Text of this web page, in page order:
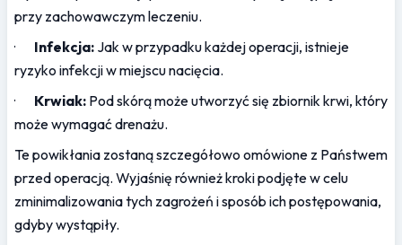
przy zachowawczym leczeniu.
· Infekcja: Jak w przypadku każdej operacji, istnieje
ryzyko infekcji w miejscu nacięcia.
· Krwiak: Pod skórą może utworzyć się zbiornik krwi, który
może wymagać drenażu.
Te powikłania zostaną szczegółowo omówione z Państwem
przed operacją. Wyjaśnię również kroki podjęte w celu
zminimalizowania tych zagrożeń i sposób ich postępowania,
gdyby wystąpiły.